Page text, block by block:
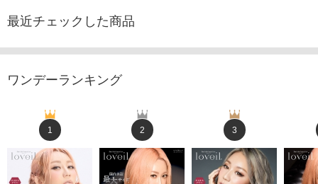
最近チェックした商品
ワンデーランキング
1 2 3